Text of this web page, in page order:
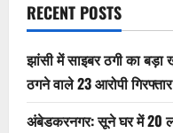
RECENT POSTS
झांसी में साइबर ठगी का बड़ा
ठगने वाले 23 आरोपी गिरफ्तार
अंबेडकरनगर: सूने घर में 20